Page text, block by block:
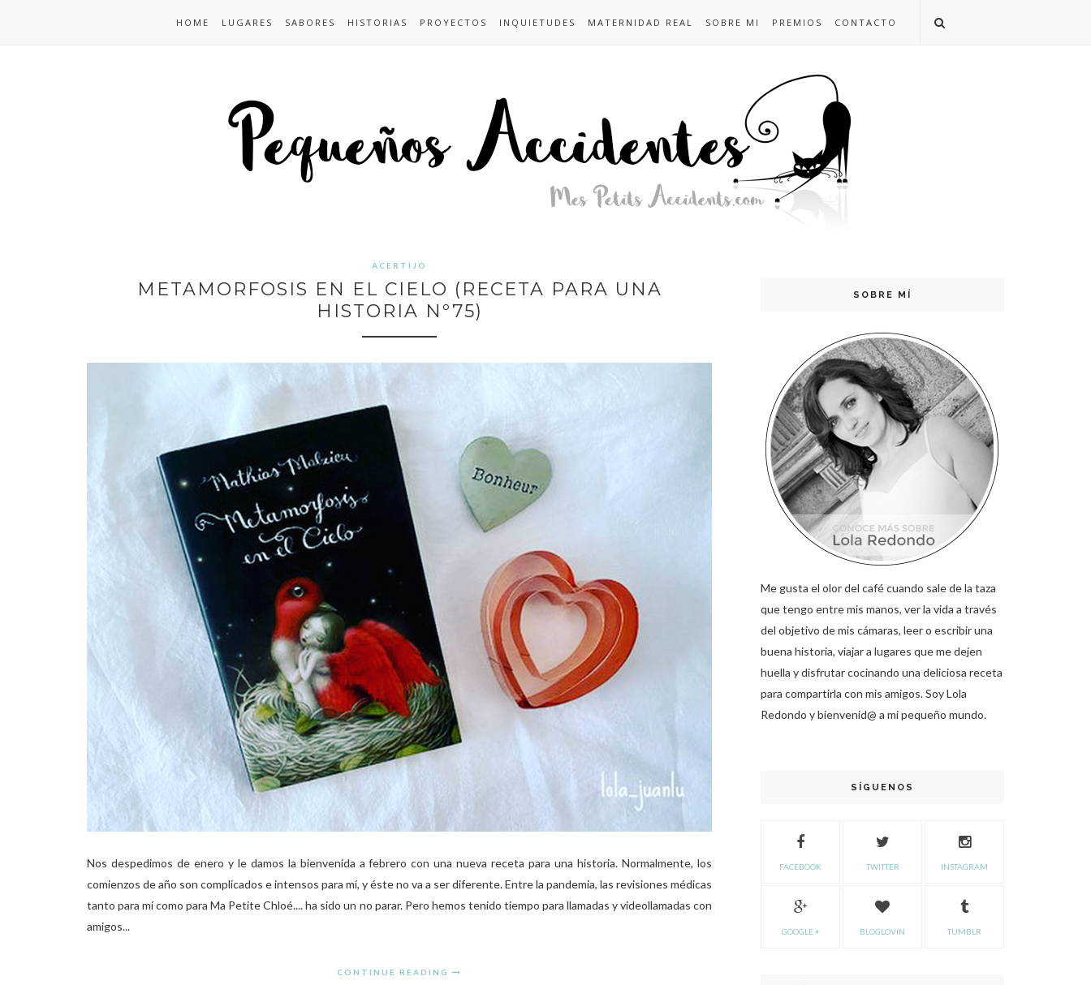
HOME LUGARES SABORES HISTORIAS PROYECTOS INQUIETUDES MATERNIDAD REAL SOBRE MI PREMIOS CONTACTO
ACERTIJO
METAMORFOSIS EN EL CIELO (RECETA PARA UNA
HISTORIA Nº75)
Nos despedimos de enero y le damos la bienvenida a febrero con una nueva receta para una historia. Normalmente, los
comienzos de año son complicados e intensos para mí, y éste no va a ser diferente. Entre la pandemia, las revisiones médicas
tanto para mí como para Ma Petite Chloé.... ha sido un no parar. Pero hemos tenido tiempo para llamadas y videollamadas con
amigos...
CONTINUE READING
SOBRE MÍ
Me gusta el olor del café cuando sale de la taza
que tengo entre mis manos, ver la vida a través
del objetivo de mis cámaras, leer o escribir una
buena historia, viajar a lugares que me dejen
huella y disfrutar cocinando una deliciosa receta
para compartirla con mis amigos. Soy Lola
Redondo y bienvenid@ a mi pequeño mundo.
SÍGUENOS
FACEBOOK TWITTER INSTAGRAM
GOOGLE + BLOGLOVIN TUMBLR